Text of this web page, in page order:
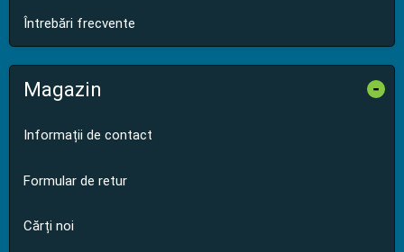
Întrebări frecvente
Magazin -
Informații de contact
Formular de retur
Cărți noi